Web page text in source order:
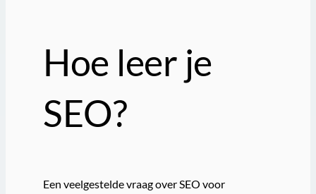
Hoe leer je
SEO?
Een veelgestelde vraag over SEO voor